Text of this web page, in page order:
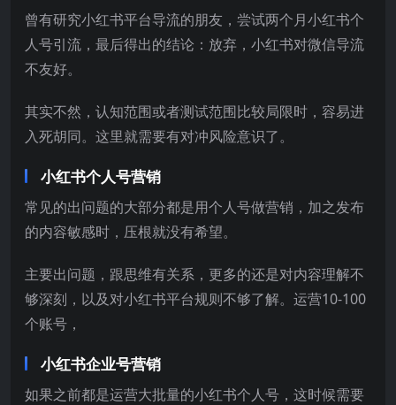
曾有研究小红书平台导流的朋友，尝试两个月小红书个
人号引流，最后得出的结论：放弃，小红书对微信导流
不友好。
其实不然，认知范围或者测试范围比较局限时，容易进
入死胡同。这里就需要有对冲风险意识了。
小红书个人号营销
常见的出问题的大部分都是用个人号做营销，加之发布
的内容敏感时，压根就没有希望。
主要出问题，跟思维有关系，更多的还是对内容理解不
够深刻，以及对小红书平台规则不够了解。运营10-100
个账号，
小红书企业号营销
如果之前都是运营大批量的小红书个人号，这时候需要